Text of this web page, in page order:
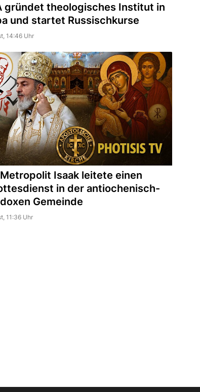
gründet theologisches Institut in
und startet Russischkurse
14:46 Uhr
Isaak leitete einen
in der antiochenisch-
Gemeinde
11:36 Uhr